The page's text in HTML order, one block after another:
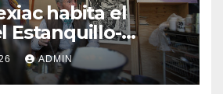
habita el
Estanquillo-
Carlos Monsiváis
ADMIN